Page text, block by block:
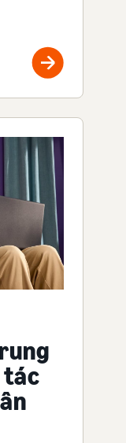
tác